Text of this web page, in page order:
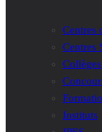
Centres
Centres
Collèges
Instituts